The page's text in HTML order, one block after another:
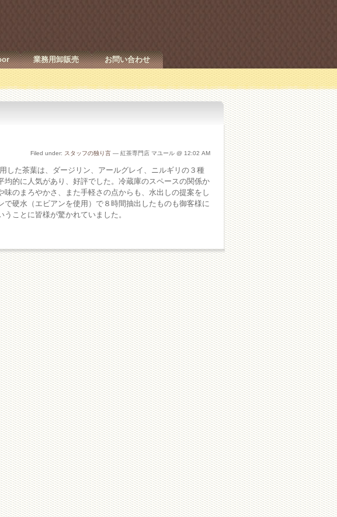
業務用卸販売 お問い合わせ
Filed under: スタッフの独り言 — 紅茶専門店 マユール @ 12:02 AM
した茶葉は、ダージリン、アールグレイ、ニルギリの３種
的に人気があり、好評でした。冷蔵庫のスペースの関係か
のまろやかさ、また手軽さの点からも、水出しの提案をし
硬水（エビアンを使用）で８時間抽出したものも御客様に
ことに皆様が驚かれていました。